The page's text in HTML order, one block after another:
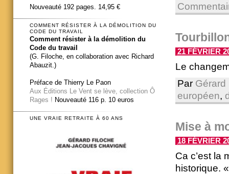
21 FÉVRIER
Le
Par Gérard
européen,
Mise à
18 FÉVRIER
Ca c’est la
historique.
Nouveauté 192 pages. 14,95 €
COMMENT RÉSISTER À LA DÉMOLITION DU
CODE DU TRAVAIL
Comment résister à la démolition du
Code du travail
(G. Filoche, en collaboration avec Richard
Abauzit.)
Préface de Thierry Le Paon
Aux Éditions Le Vent se lève, collection Ô
Rages ! Nouveauté 116 p. 10 euros
UNE VRAIE RETRAITE À 60 ANS